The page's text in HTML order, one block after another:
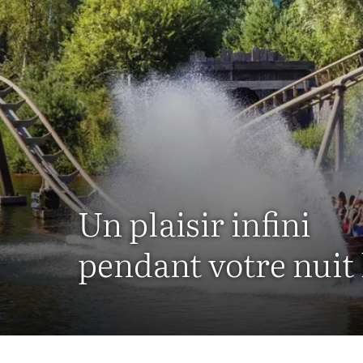
Un plaisir infini
pendant votre